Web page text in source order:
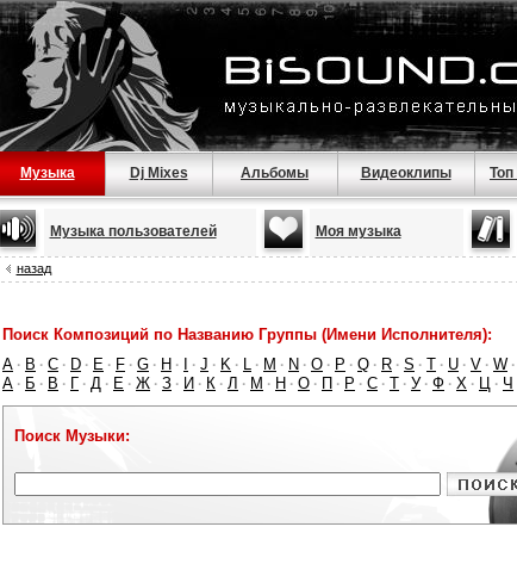
Музыка Dj Mixes Альбомы Видеоклипы
Музыка пользователей Моя музыка
назад
Поиск Композиций по Названию Группы (Имени Исполнителя):
A · B · C · D · E · F · G · H · · J · K · L · M · N · O · P · Q · R · S · T · U · V · W ·
А · Б · В · Г · Д · Е · Ж · З · И · К · Л · М · Н · О · П · Р · С · Т · У · Ф · Х · Ц · Ч
Поиск Музыки: